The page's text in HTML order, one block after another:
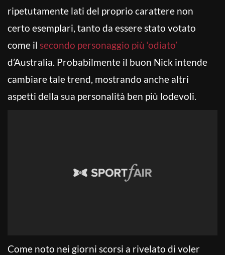
ripetutamente lati del proprio carattere non
certo esemplari, tanto da essere stato votato
come il secondo personaggio più ‘odiato’
d’Australia. Probabilmente il buon Nick intende
cambiare tale trend, mostrando anche altri
aspetti della sua personalità ben più lodevoli.
Come noto nei giorni scorsi a rivelato di voler